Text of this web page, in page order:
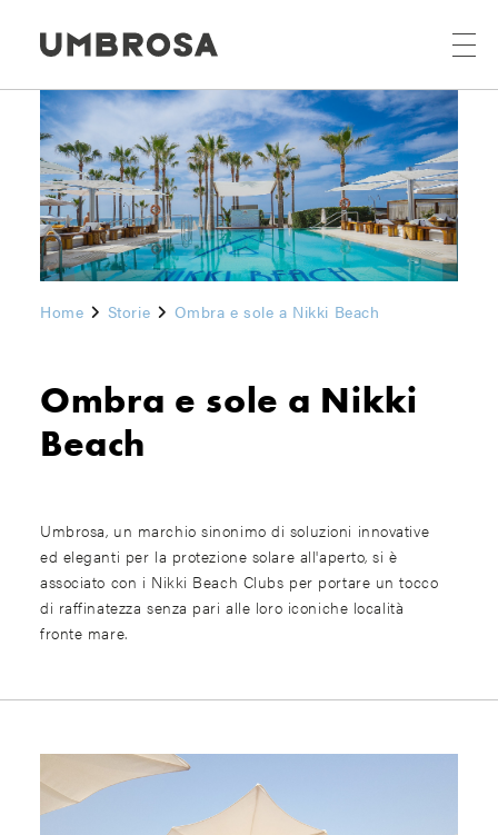
Home Storie Ombra e sole a Nikki Beach
Ombra e sole a Nikki
Beach
Umbrosa, un marchio sinonimo di soluzioni innovative
ed eleganti per la protezione solare all'aperto, si è
associato con i Nikki Beach Clubs per portare un tocco
di raffinatezza senza pari alle loro iconiche località
fronte mare.